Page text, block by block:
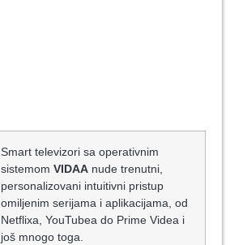
Smart televizori sa operativnim
sistemom VIDAA nude trenutni,
personalizovani intuitivni pristup
omiljenim serijama i aplikacijama, od
Netflixa, YouTubea do Prime Videa i
još mnogo toga.